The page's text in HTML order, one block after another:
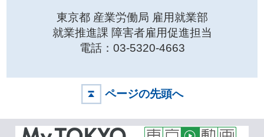
東京都 産業労働局 雇用就業部
就業推進課 障害者雇用促進担当
電話：03-5320-4663
ページの先頭へ